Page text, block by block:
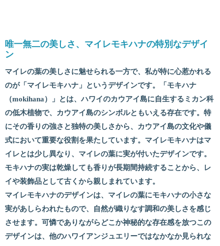
唯一無二の美しさ、マイレモキハナの特別なデザイ
ン
マイレの葉の美しさに魅せられる一方で、私が特に心惹かれる
のが「マイレモキハナ」というデザインです。「モキハナ
（mokihana）」とは、ハワイのカウアイ島に自生するミカン科
の低木植物で、カウアイ島のシンボルともいえる存在です。特
にその香りの強さと独特の美しさから、カウアイ島の文化や儀
式において重要な役割を果たしています。マイレモキハナはマ
イレとは少し異なり、マイレの葉に実が付いたデザインです。
モキハナの実は乾燥しても香りが長期間持続することから、レ
イや装飾品として古くから親しまれています。
マイレモキハナのデザインは、マイレの葉にモキハナの小さな
実があしらわれたもので、自然が織りなす調和の美しさを感じ
させます。可憐でありながらどこか神秘的な存在感を放つこの
デザインは、他のハワイアンジュエリーではなかなか見られな